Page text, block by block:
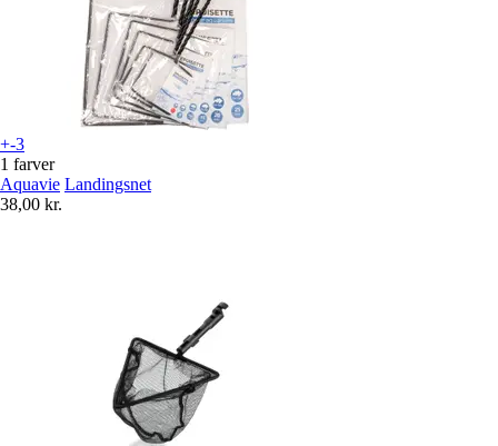
+-3
1 farver
Aquavie Landingsnet
38,00 kr.